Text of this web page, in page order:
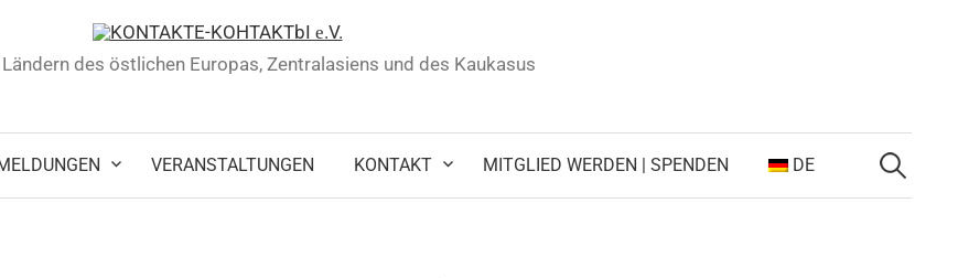
des östlichen Europas, Zentralasiens und des Kaukasus
VERANSTALTUNGEN KONTAKT MITGLIED WERDEN | SPENDEN DE
Suchen
nach: